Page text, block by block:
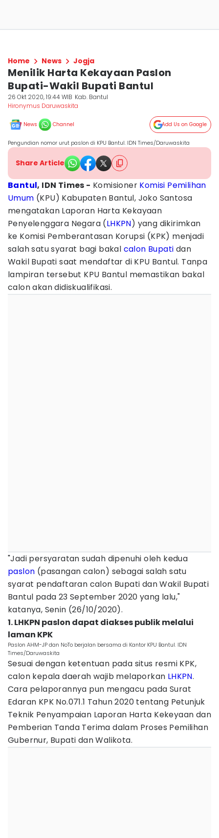
Home News Jogja
Menilik Harta Kekayaan Paslon
Bupati-Wakil Bupati Bantul
26 Okt 2020, 19:44 WIB Kab. Bantul
Hironymus Daruwaskita
News Channel Add Us on Google
Pengundian nomor urut paslon di KPU Bantul. IDN Times/Daruwaskita
Share Article
Bantul, IDN Times - ‎Komisioner Komisi Pemilihan
Umum (KPU) Kabupaten Bantul, Joko Santosa
mengatakan Laporan Harta Kekayaan
Penyelenggara Negara (LHKPN) yang dikirimkan
ke Komisi Pemberantasan Korupsi (KPK) menjadi
salah satu syarat bagi bakal calon Bupati dan
Wakil Bupati saat mendaftar di KPU Bantul. Tanpa
lampiran tersebut KPU Bantul memastikan bakal
calon akan didiskualifikasi.
"Jadi persyaratan sudah dipenuhi oleh kedua
paslon (pasangan calon) sebagai salah satu
syarat pendaftaran calon Bupati dan Wakil Bupati
Bantul pada 23 September 2020 yang lalu,"
katanya, Senin (26/10/2020).
1. LHKPN paslon dapat diakses publik melalui
laman KPK
Paslon AHM-JP dan NoTo berjalan bersama di Kantor KPU Bantul. IDN
Times/Daruwaskita
Sesuai dengan ketentuan pada situs resmi KPK,
calon kepala daerah wajib melaporkan LHKPN.
Cara pelaporannya pun mengacu pada Surat
Edaran KPK No.071.1 Tahun 2020 tentang Petunjuk
Teknik Penyampaian Laporan Harta Kekeyaan dan
Pemberian Tanda Terima dalam Proses Pemilihan
Gubernur, Bupati dan Walikota.